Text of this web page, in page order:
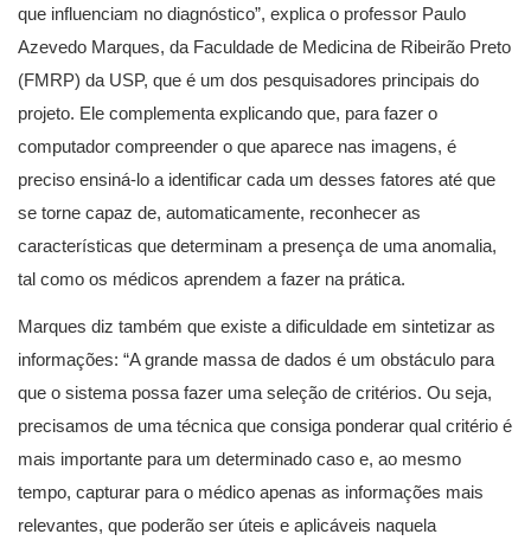
que influenciam no diagnóstico”, explica o professor Paulo
Azevedo Marques, da Faculdade de Medicina de Ribeirão Preto
(FMRP) da USP, que é um dos pesquisadores principais do
projeto. Ele complementa explicando que, para fazer o
computador compreender o que aparece nas imagens, é
preciso ensiná-lo a identificar cada um desses fatores até que
se torne capaz de, automaticamente, reconhecer as
características que determinam a presença de uma anomalia,
tal como os médicos aprendem a fazer na prática.
Marques diz também que existe a dificuldade em sintetizar as
informações: “A grande massa de dados é um obstáculo para
que o sistema possa fazer uma seleção de critérios. Ou seja,
precisamos de uma técnica que consiga ponderar qual critério é
mais importante para um determinado caso e, ao mesmo
tempo, capturar para o médico apenas as informações mais
relevantes, que poderão ser úteis e aplicáveis naquela